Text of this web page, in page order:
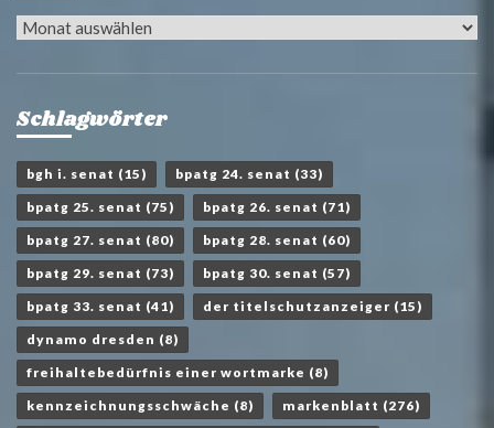
Archiv
Schlagwörter
bgh i. senat (15) bpatg 24. senat (33)
bpatg 25. senat (75) bpatg 26. senat (71)
bpatg 27. senat (80) bpatg 28. senat (60)
bpatg 29. senat (73) bpatg 30. senat (57)
bpatg 33. senat (41) der titelschutzanzeiger (15)
dynamo dresden (8)
freihaltebedürfnis einer wortmarke (8)
kennzeichnungsschwäche (8) markenblatt (276)